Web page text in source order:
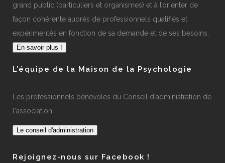
grand public (particuliers et organismes) et à l’orienter de
façon cohérente auprès de professionnels qualifiés et
expérimentés en fonction de sa demande et de ses besoins.
En savoir plus !
L’équipe de la Maison de la Psychologie
Les professionnels bénévoles du Conseil d'administration de
l'association.
Le conseil d'administration
Rejoignez-nous sur Facebook !